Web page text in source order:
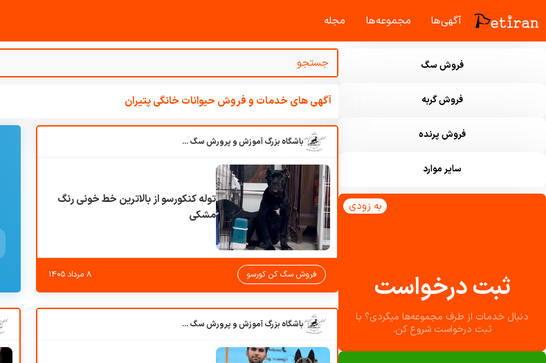
آگهی‌ها مجموعه‌ها مجله‌
فروش سگ
فروش گربه
فروش پرنده
سایر موارد
ثبت درخواست
دنبال خدمات از طرف مجموعه‌ها میگردی؟ با
ثبت درخواست شروع کن.
به زودی
آگهی های خدمات و فروش حیوانات خانگی پتیران
باشگاه بزرگ آموزش و پرورش سگ کوهرج کنل
توله کنکورسو از بالاترین خط خونی رنگ
مشکی
فروش سگ کن کورسو ۸ مرداد ۱۴۰۵
باشگاه بزرگ آموزش و پرورش سگ کوهرج کنل